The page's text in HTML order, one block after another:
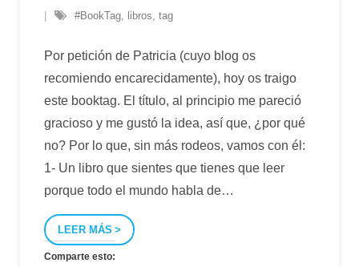
#BookTag, libros, tag
Por petición de Patricia (cuyo blog os
recomiendo encarecidamente), hoy os traigo
este booktag. El título, al principio me pareció
gracioso y me gustó la idea, así que, ¿por qué
no? Por lo que, sin más rodeos, vamos con él:
1- Un libro que sientes que tienes que leer
porque todo el mundo habla de…
LEER MÁS
Comparte esto: